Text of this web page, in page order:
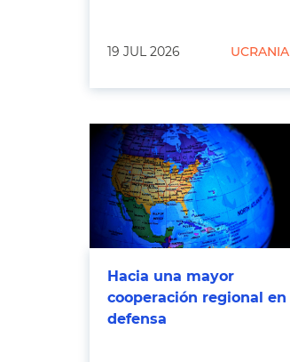
19 JUL 2026 UCRANIA
Hacia una mayor
cooperación regional en
defensa